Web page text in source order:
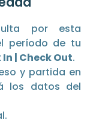
por esta
período de tu
In | Check Out.
y partida en
los datos del